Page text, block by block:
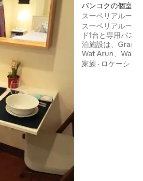
バンコクの個室
スーペリアルーム
スーペリアルーム
ド1台と専用バス
泊施設は、Grand
Wat Arun、Wat
Golden Buddha
家族 · ロケーショ